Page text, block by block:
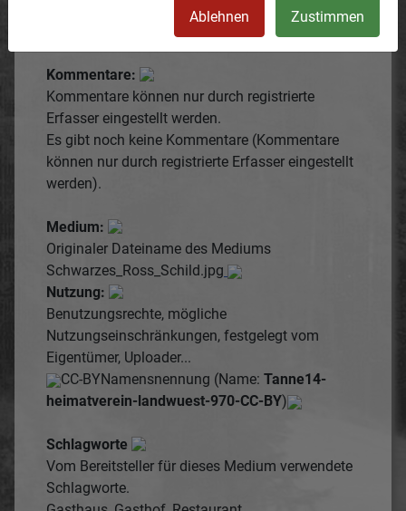
am Schwarzen Roß, Blick nach Norden
Kommentare:
Kommentare können nur durch registrierte
Erfasser eingestellt werden.
Es gibt noch keine Kommentare (Kommentare
können nur durch registrierte Erfasser eingestellt
werden).
Medium:
Originaler Dateiname des Mediums
Schwarzes_Ross_Schild.jpg
Nutzung:
Benutzungsrechte, mögliche
Nutzungseinschränkungen, festgelegt vom
Eigentümer, Uploader...
CC-BY Namensnennung (Name: Tanne14-
heimatverein-landwuest-970-CC-BY)
Schlagworte
Vom Bereitsteller für dieses Medium verwendete
Schlagworte.
Ablehnen Zustimmen